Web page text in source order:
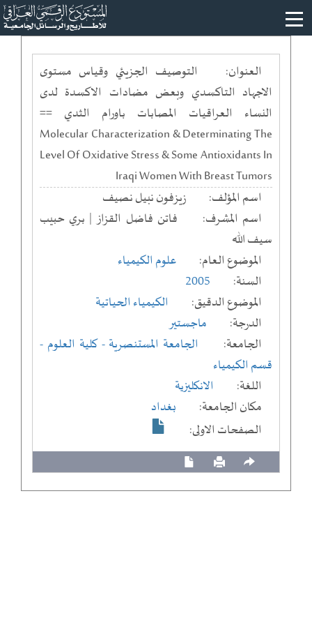
العنوان:
التوصيف الجزيئي وقياس مستوى
الاجهاد التاكسدي وبعض مضادات الاكسدة لدى
النساء العراقيات المصابات باورام الثدي ==
Molecular Characterization & Determinating The
Level Of Oxidative Stress & Some Antioxidants In
Iraqi Women With Breast Tumors
اسم المؤلف:
زيزفون نبيل نصيف
اسم المشرف:
فاتن فاضل القزاز | بري حبيب
سيف الله
الموضوع العام:
علوم الكيمياء
السنة:
2005
الموضوع الدقيق:
الكيمياء الحياتية
الدرجة:
ماجستير
الجامعة:
الجامعة المستنصرية - كلية العلوم -
قسم الكيمياء
اللغة:
الانكليزية
مكان الجامعة:
بغداد
الصفحات الاولى: